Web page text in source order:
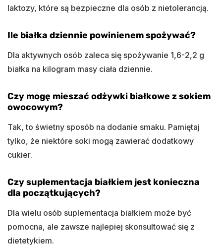
laktozy, które są bezpieczne dla osób z nietolerancją.
Ile białka dziennie powinienem spożywać?
Dla aktywnych osób zaleca się spożywanie 1,6-2,2 g
białka na kilogram masy ciała dziennie.
Czy mogę mieszać odżywki białkowe z sokiem
owocowym?
Tak, to świetny sposób na dodanie smaku. Pamiętaj
tylko, że niektóre soki mogą zawierać dodatkowy
cukier.
Czy suplementacja białkiem jest konieczna
dla początkujących?
Dla wielu osób suplementacja białkiem może być
pomocna, ale zawsze najlepiej skonsultować się z
dietetykiem.